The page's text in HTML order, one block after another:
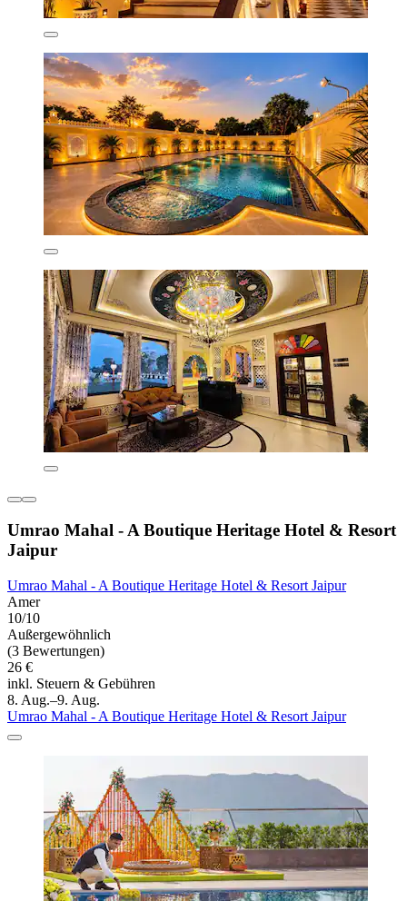
Umrao Mahal - A Boutique Heritage Hotel & Resort
Jaipur
Umrao Mahal - A Boutique Heritage Hotel & Resort Jaipur
Amer
10/10
Außergewöhnlich
(3 Bewertungen)
26 €
inkl. Steuern & Gebühren
8. Aug.–9. Aug.
Umrao Mahal - A Boutique Heritage Hotel & Resort Jaipur